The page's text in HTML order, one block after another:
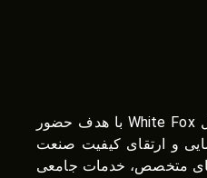
گروه پخش و فیلم‌سازی مستقل White Fox با هدف حضور
و ارتقای کیفیت صنعت
متخصص، خدمات جامعی